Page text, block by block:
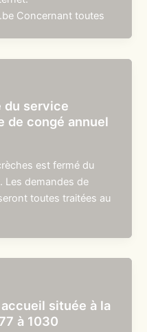
Concernant toutes
du service
de congé annuel
est fermé du
Les demandes de
toutes traitées au
située à la
à 1030